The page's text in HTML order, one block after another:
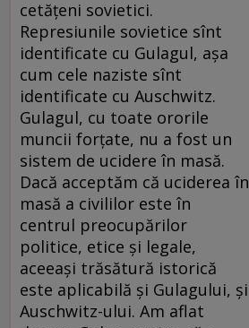
cetăţeni sovietici.
Represiunile sovietice sînt
identificate cu Gulagul, aşa
cum cele naziste sînt
identificate cu Auschwitz.
Gulagul, cu toate ororile
muncii forţate, nu a fost un
sistem de ucidere în masă.
Dacă acceptăm că uciderea în
masă a civililor este în
centrul preocupărilor
politice, etice şi legale,
aceeaşi trăsătură istorică
este aplicabilă şi Gulagului, şi
Auschwitz-ului. Am aflat